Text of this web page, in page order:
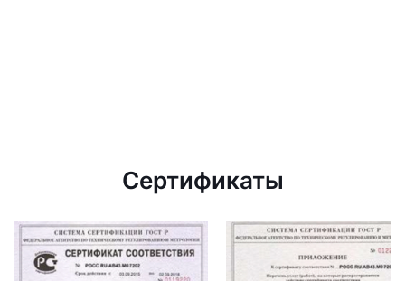
Сертификаты